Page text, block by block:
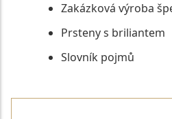
Zakázková výroba
Prsteny s briliantem
Slovník pojmů